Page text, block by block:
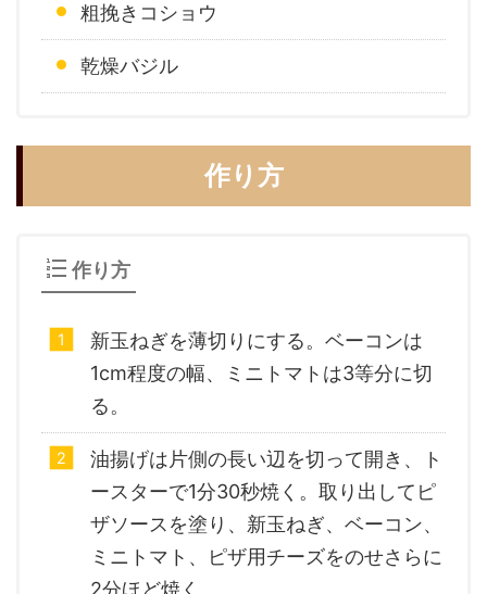
粗挽きコショウ
乾燥バジル
作り方
作り方
新玉ねぎを薄切りにする。ベーコンは
1cm程度の幅、ミニトマトは3等分に切
る。
油揚げは片側の長い辺を切って開き、ト
ースターで1分30秒焼く。取り出してピ
ザソースを塗り、新玉ねぎ、ベーコン、
ミニトマト、ピザ用チーズをのせさらに
2分ほど焼く。